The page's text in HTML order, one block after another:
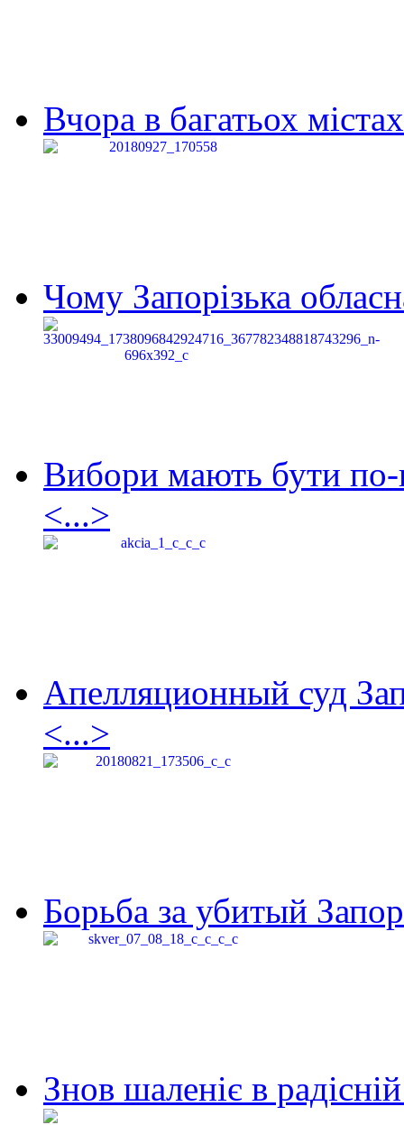
Вчора в багатьох
Чому Запорізька
Вибори мають бути по-
<...>
Апелляционный суд
<...>
Борьба за убитый
Знов шаленіє в